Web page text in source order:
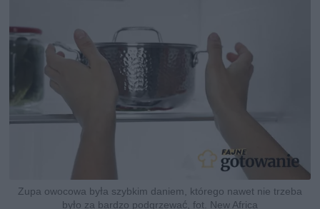
Zupa owocowa była szybkim daniem, którego nawet nie trzeba
było za bardzo podgrzewać, fot. New Africa